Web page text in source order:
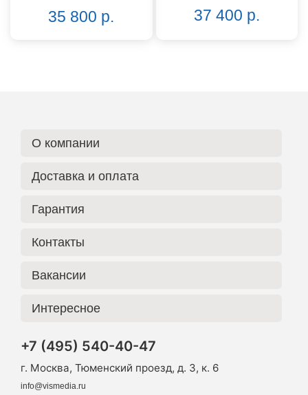
35 800 р. 37 400 р.
О компании
Доставка и оплата
Гарантия
Контакты
Вакансии
Интересное
+7 (495) 540-40-47
г. Москва, Тюменский проезд, д. 3, к. 6
info@vismedia.ru